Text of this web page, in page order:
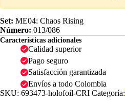
Set: ME04: Chaos Rising
Número: 013/086
Características adicionales
Calidad superior
Pago seguro
Satisfacción garantizada
Envíos a todo Colombia
SKU: 693473-holofoil-CRI Categoría: